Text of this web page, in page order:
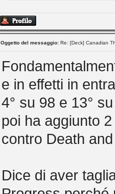
Oggetto del messaggio: Re: [Deck] Canadian
e in effetti in
4° su 98 e 13°
poi ha aggiunto
contro Death
Dice di aver